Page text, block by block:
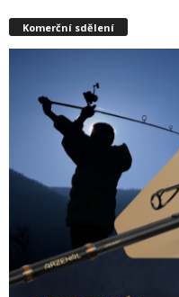
Komerční sdělení